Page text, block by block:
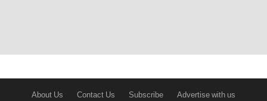
About Us Contact Us Subscribe
Advertise with us